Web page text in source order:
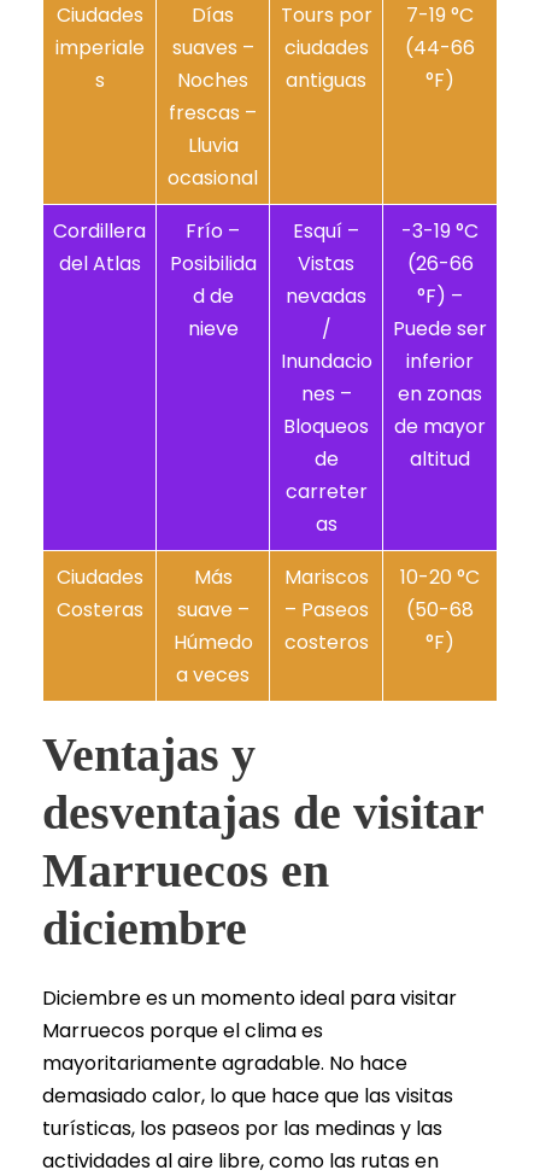
Ciudades
imperiale
s
Días
suaves –
Noches
frescas –
Lluvia
ocasional
Tours por
ciudades
antiguas
7-19 °C
(44-66
°F)
Cordillera
del Atlas
Frío –
Posibilida
d de
nieve
Esquí –
Vistas
nevadas
/
Inundacio
nes –
Bloqueos
de
carreter
as
-3-19 °C
(26-66
°F) –
Puede ser
inferior
en zonas
de mayor
altitud
Ciudades
Costeras
Más
suave –
Húmedo
a veces
Mariscos
– Paseos
costeros
10-20 °C
(50-68
°F)
Ventajas y
desventajas de visitar
Marruecos en
diciembre
Diciembre es un momento ideal para visitar
Marruecos porque el clima es
mayoritariamente agradable. No hace
demasiado calor, lo que hace que las visitas
turísticas, los paseos por las medinas y las
actividades al aire libre, como las rutas en